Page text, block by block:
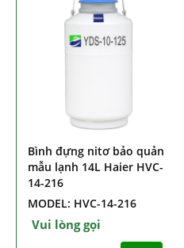
Bình đựng nitơ bảo quản
mẫu lạnh 14L Haier HVC-
14-216
MODEL: HVC-14-216
Vui lòng gọi